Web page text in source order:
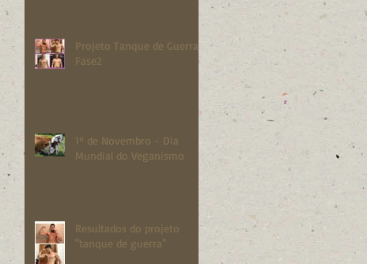
Projeto Tanque de Guerra -
Fase2
1º de Novembro - Dia
Mundial do Veganismo
Resultados do projeto
"tanque de guerra"